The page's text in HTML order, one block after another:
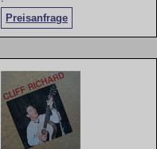
Preisanfrage